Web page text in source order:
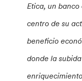
Etica, un
centro de su
beneficio
donde la